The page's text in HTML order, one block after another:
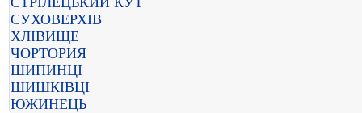
СУХОВЕРХІВ
ХЛІВИЩЕ
ЧОРТОРИЯ
ШИПИНЦІ
ШИШКІВЦІ
ЮЖИНЕЦЬ